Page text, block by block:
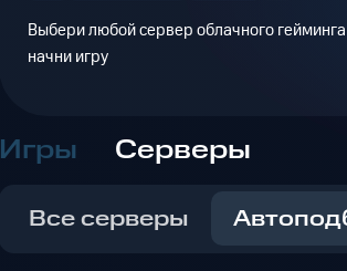
Выбери любой сервер облачного
начни игру
Игры Серверы
Все серверы